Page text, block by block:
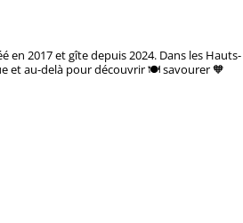
en 2017 et gîte depuis 2024. Dans les Hauts-
et au-delà pour découvrir 🍽️ savourer 🧡